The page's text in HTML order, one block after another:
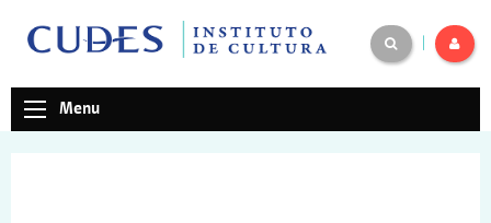
Menu